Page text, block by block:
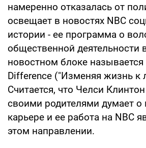
намеренно отказалась от
освещает в новостях NBC
истории - ее программа о
общественной деятельности
новостном блоке
Difference ("Изменяя жизнь к
Считается, что Челси
своими родителями думает о
карьере и ее работа на NBC
этом направлении.